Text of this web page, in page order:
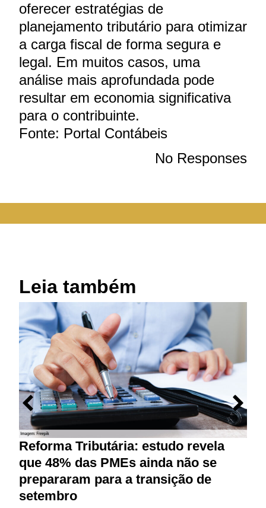
oferecer estratégias de
planejamento tributário para otimizar
a carga fiscal de forma segura e
legal. Em muitos casos, uma
análise mais aprofundada pode
resultar em economia significativa
para o contribuinte.
Fonte: Portal Contábeis
No Responses
Leia também
Reforma Tributária: estudo revela
que 48% das PMEs ainda não se
prepararam para a transição de
setembro